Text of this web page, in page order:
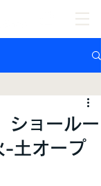
ショールー
-土オープ